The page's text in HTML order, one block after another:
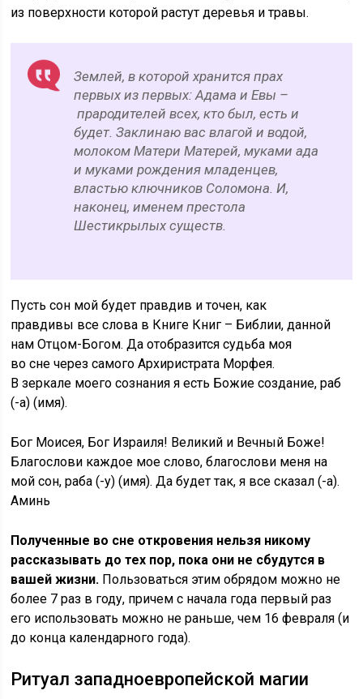
из поверхности которой растут деревья и травы.
Землей, в которой хранится прах
первых из первых: Адама и Евы –
прародителей всех, кто был, есть и
будет. Заклинаю вас влагой и водой,
молоком Матери Матерей, муками ада
и муками рождения младенцев,
властью ключников Соломона. И,
наконец, именем престола
Шестикрылых существ.
Пусть сон мой будет правдив и точен, как
правдивы все слова в Книге Книг – Библии, данной
нам Отцом-Богом. Да отобразится судьба моя
во сне через самого Архиристрата Морфея.
В зеркале моего сознания я есть Божие создание, раб
(-а) (имя).
Бог Моисея, Бог Израиля! Великий и Вечный Боже!
Благослови каждое мое слово, благослови меня на
мой сон, раба (-у) (имя). Да будет так, я все сказал (-а).
Аминь
Полученные во сне откровения нельзя никому
рассказывать до тех пор, пока они не сбудутся в
вашей жизни. Пользоваться этим обрядом можно не
более 7 раз в году, причем с начала года первый раз
его использовать можно не раньше, чем 16 февраля (и
до конца календарного года).
Ритуал западноевропейской магии